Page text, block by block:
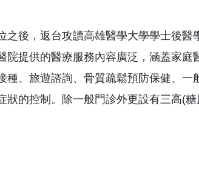
之後，返台攻讀高雄醫學大學學士後醫
院提供的醫療服務內容廣泛，涵蓋家庭
種、旅遊諮詢、骨質疏鬆預防保健、
狀的控制。除一般門診外更設有三高(